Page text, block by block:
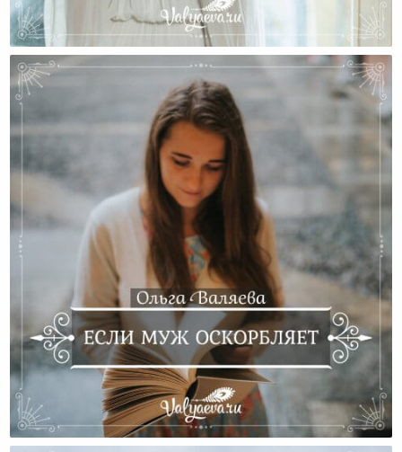
Что Делать, Если Муж Изменил?
Если Муж Оскорбляет